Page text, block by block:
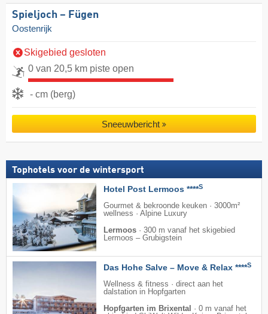
Spieljoch – Fügen
Oostenrijk
Skigebied gesloten
0 van 20,5 km piste open
- cm (berg)
Sneeuwbericht
Tophotels voor de wintersport
Hotel Post Lermoos ****S
Gourmet & bekroonde keuken · 3000m²
wellness · Alpine Luxury
Lermoos · 300 m vanaf het skigebied
Lermoos – Grubigstein
Das Hohe Salve – Move & Relax ****S
Wellness & fitness · direct aan het
dalstation in Hopfgarten
Hopfgarten im Brixental · 0 m vanaf het